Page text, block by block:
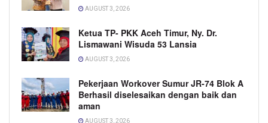
AUGUST 3, 2026
Ketua TP- PKK Aceh Timur, Ny. Dr.
Lismawani Wisuda 53 Lansia
AUGUST 3, 2026
Pekerjaan Workover Sumur JR-74 Blok A
Berhasil diselesaikan dengan baik dan
aman
AUGUST 3, 2026